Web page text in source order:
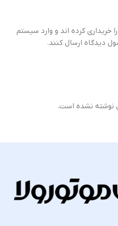
ابعاد
شستشو
نوشته نشده است.
کرده اند و وارد سیستم
دیدگاه ارسال کنند.